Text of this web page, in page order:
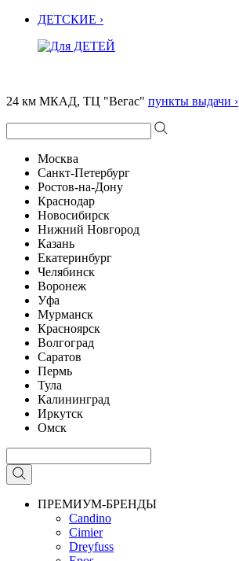
ДЕТСКИЕ ›
24 км МКАД, ТЦ "Вегас" пункты выдачи ›
Москва
Санкт-Петербург
Ростов-на-Дону
Краснодар
Новосибирск
Нижний Новгород
Казань
Екатеринбург
Челябинск
Воронеж
Уфа
Мурманск
Красноярск
Волгоград
Саратов
Пермь
Тула
Калининград
Иркутск
Омск
ПРЕМИУМ-БРЕНДЫ
Candino
Cimier
Dreyfuss